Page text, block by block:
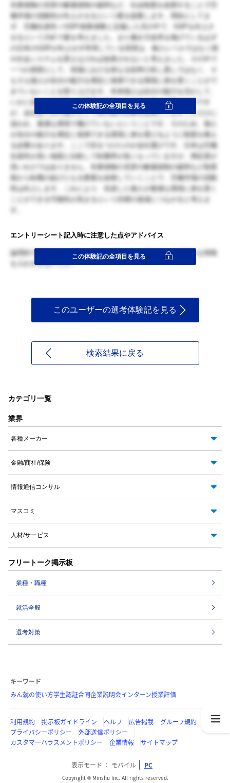
失業保険の充実や解雇規制の緩和など、社会制度を改善することで労
働市場の流動性が向上させるという案を提案します。理由としてま
ず、労働生産性＝GDP/就業者数と定義した式の中で、GDPを向上さ
せるという方針で案を考えました。また働き方改革を掲げているはず
の日本のGDPが向上せず停滞している現実は、個人レベルではなく国
や社会システムを変えなければ改善されないと考えました。その中で
一つの原因として、現場における単なる効率の良し悪しではなく、そ
もそも個人が自分の能力を満足に発揮できる環境に身を置くことがで
きていないことを取り上げます。本来個人は自分の能力を活かして、
いかに自分に金銭面や待遇面で有利になるかを考えて働くはずです
が、会社ありきの個人として目の前の仕事を忠実にこなすことだけに
追われ、最適な環境で働けていないということです。そのため、個人
が自分の能力を満足に発揮できる環境に身を置けるように制度を整え
る必要があります。ここで目をつけたのが会社選びです。日本は労働
生産性が高い他国と比較して転職率が低くなっていますが、満足度が
高いわけではありません。失業保険の充実や解雇規制の緩和など制度
面から転職の妨げとなる要素を改善していくことで、労働市場の流動
性は向上します。これにより、先述した個人が最適な環境に身を置く
ことができる可能性が高まるという目標の達成につながると考えま
この体験記の全項目を見る
エントリーシート記入時に注意した点やアドバイス
論理的であること。また、リサーチがメインではないので細かな情報
を入れすぎないこと。
この体験記の全項目を見る
このユーザーの選考体験記を見る
検索結果に戻る
カテゴリ一覧
業界
各種メーカー
金融/商社/保険
情報通信コンサル
マスコミ
人材/サービス
フリートーク掲示板
業種・職種
就活全般
選考対策
キーワード
みん就の使い方学生認証合同企業説明会インターン授業評価
利用規約 掲示板ガイドライン ヘルプ 広告掲載
グループ規約
プライバシーポリシー
外部送信ポリシー
カスタマーハラスメントポリシー
企業情報 サイトマップ
表示モード モバイル PC
Copyright © Minshu Inc. All rights reserved.